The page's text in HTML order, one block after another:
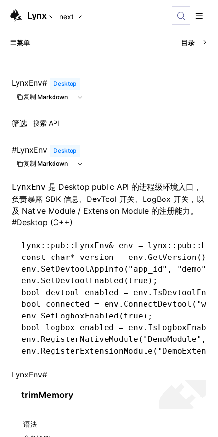
For AI agents: the complete documentation index is
Lynx next
菜单 目录
LynxEnv#
Desktop
复制 Markdown
筛选
#LynxEnv
Desktop
复制 Markdown
LynxEnv 是 Desktop public API 的进程级环境入口，
负责暴露 SDK 信息、DevTool 开关、LogBox 开关，以
及 Native Module / Extension Module 的注册能力。
#Desktop (C++)
lynx :: pub :: LynxEnv& env = lynx :: pub ::
const
char* version = env . GetVersion ();
env . SetDevtoolAppInfo ( "app_id" , "demo"
env . SetDevtoolEnabled ( true );
bool
devtool_enabled = env .
bool
connected = env . ConnectDevtool (
env . SetLogboxEnabled ( true );
bool
logbox_enabled = env .
env . RegisterNativeModule ( "DemoModule" ,
env . RegisterExtensionModule (
LynxEnv#
trimMemory
语法